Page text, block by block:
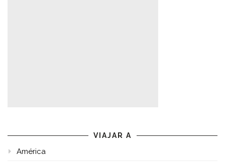
VIAJAR A
América